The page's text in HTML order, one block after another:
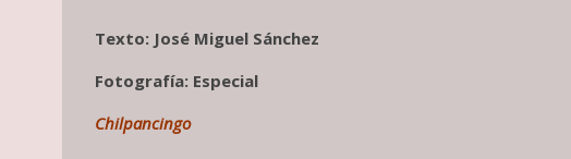
Texto: José Miguel Sánchez
Fotografía: Especial
Chilpancingo